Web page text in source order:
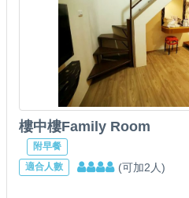
樓中樓Family Room
附早餐
適合人數
(可加2人)